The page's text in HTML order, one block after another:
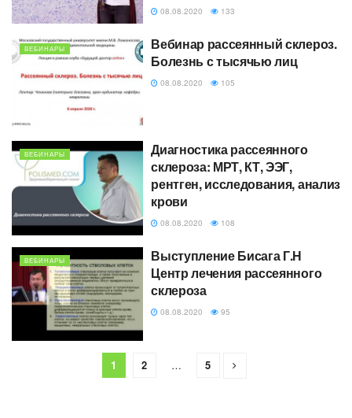
08.08.2020 133
ВЕБИНАРЫ
Вебинар рассеянный склероз.
Болезнь с тысячью лиц
08.08.2020 105
ВЕБИНАРЫ
Диагностика рассеянного
склероза: МРТ, КТ, ЭЭГ,
рентген, исследования, анализ
крови
08.08.2020 108
ВЕБИНАРЫ
Выступление Бисага Г.Н
Центр лечения рассеянного
склероза
08.08.2020 95
1 2 … 5